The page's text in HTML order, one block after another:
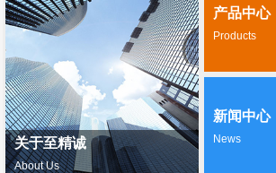
关于至精诚
About Us
产品中心
Products
新闻中心
News